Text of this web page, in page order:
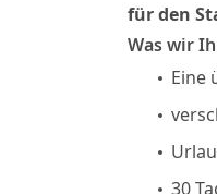
für den
Was wir
Eine
30